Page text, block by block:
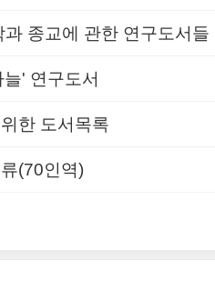
과 종교에 관한 연구도서들
' 연구도서
한 도서목록
(70인역)